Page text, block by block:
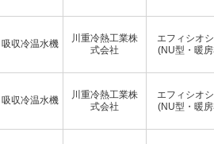
吸収冷温水機
川重冷熱工業株
式会社
エフィシオ
(NU型・暖
吸収冷温水機
川重冷熱工業株
式会社
エフィシオ
(NU型・暖